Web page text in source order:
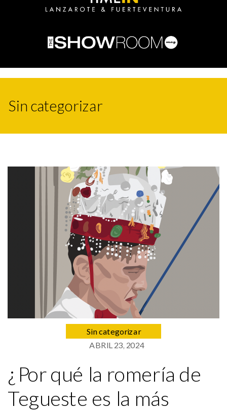
Sin categorizar
Sin categorizar
ABRIL 23, 2024
¿Por qué la romería de
Tegueste es la más